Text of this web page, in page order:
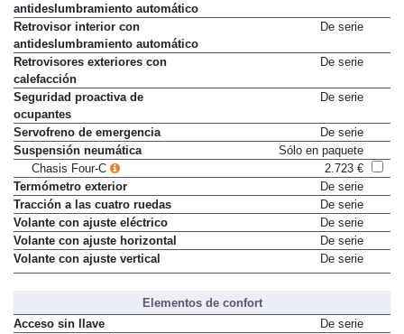
antideslumbramiento automático
Retrovisor interior con
antideslumbramiento automático
De serie
Retrovisores exteriores con
calefacción
De serie
Seguridad proactiva de
ocupantes
De serie
Servofreno de emergencia
De serie
Suspensión neumática
Sólo en paquete
Chasis Four-C
2.723 €
Termómetro exterior
De serie
Tracción a las cuatro ruedas
De serie
Volante con ajuste eléctrico
De serie
Volante con ajuste horizontal
De serie
Volante con ajuste vertical
De serie
Elementos de confort
Acceso sin llave
De serie